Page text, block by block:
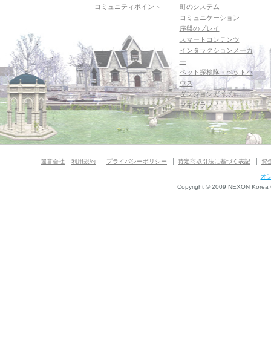
コミュニティポイント
町のシステム
コミュニケーション
序盤のプレイ
スマートコンテンツ
インタラクションメーカ
ー
ペット探検隊・ペットハ
ウス
ダンジョンガイド
マギグラフィ
運営会社 利用規約 プライバシーポリシー 特定商取引法に基づく表記 資
オ
Copyright © 2009 NEXON Korea